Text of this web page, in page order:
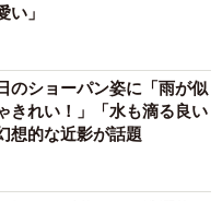
い」
のショーパン姿に「雨が似
きれい！」「水も滴る良い
的な近影が話題